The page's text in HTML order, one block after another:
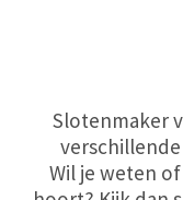
Slotenmaker
Wil je weten